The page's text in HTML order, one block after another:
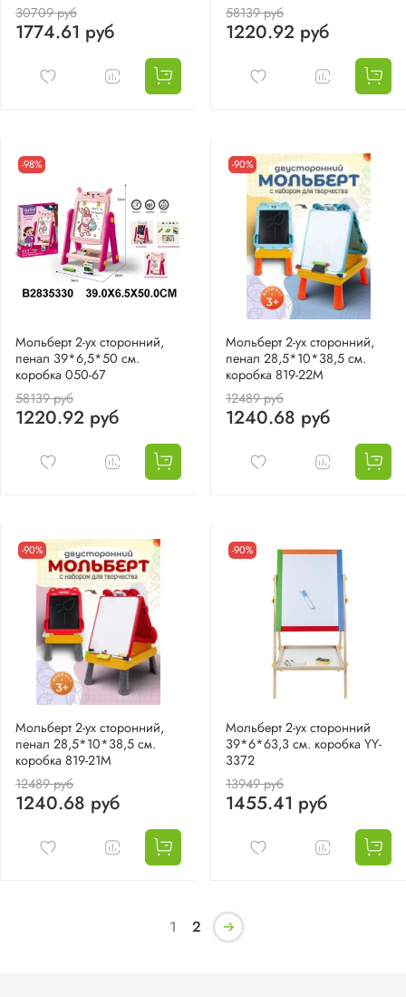
30709 руб
1774.61 руб
58139 руб
1220.92 руб
-98%
Мольберт 2-ух сторонний,
пенал 39*6,5*50 см.
коробка 050-67
58139 руб
1220.92 руб
-90%
Мольберт 2-ух сторонний,
пенал 28,5*10*38,5 см.
коробка 819-22M
12489 руб
1240.68 руб
-90%
Мольберт 2-ух сторонний,
пенал 28,5*10*38,5 см.
коробка 819-21M
12489 руб
1240.68 руб
-90%
Мольберт 2-ух сторонний
39*6*63,3 см. коробка YY-
3372
13949 руб
1455.41 руб
1 2